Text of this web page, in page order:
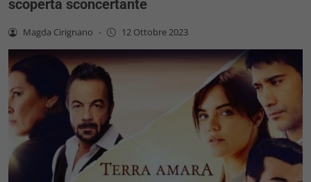
scoperta sconcertante
Magda Cirignano - 12 Ottobre 2023